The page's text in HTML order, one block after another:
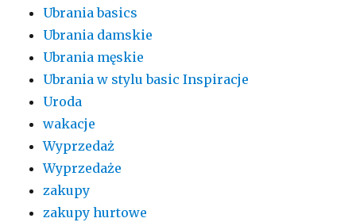
Ubrania basics
Ubrania damskie
Ubrania męskie
Ubrania w stylu basic Inspiracje
Uroda
wakacje
Wyprzedaż
Wyprzedaże
zakupy
zakupy hurtowe